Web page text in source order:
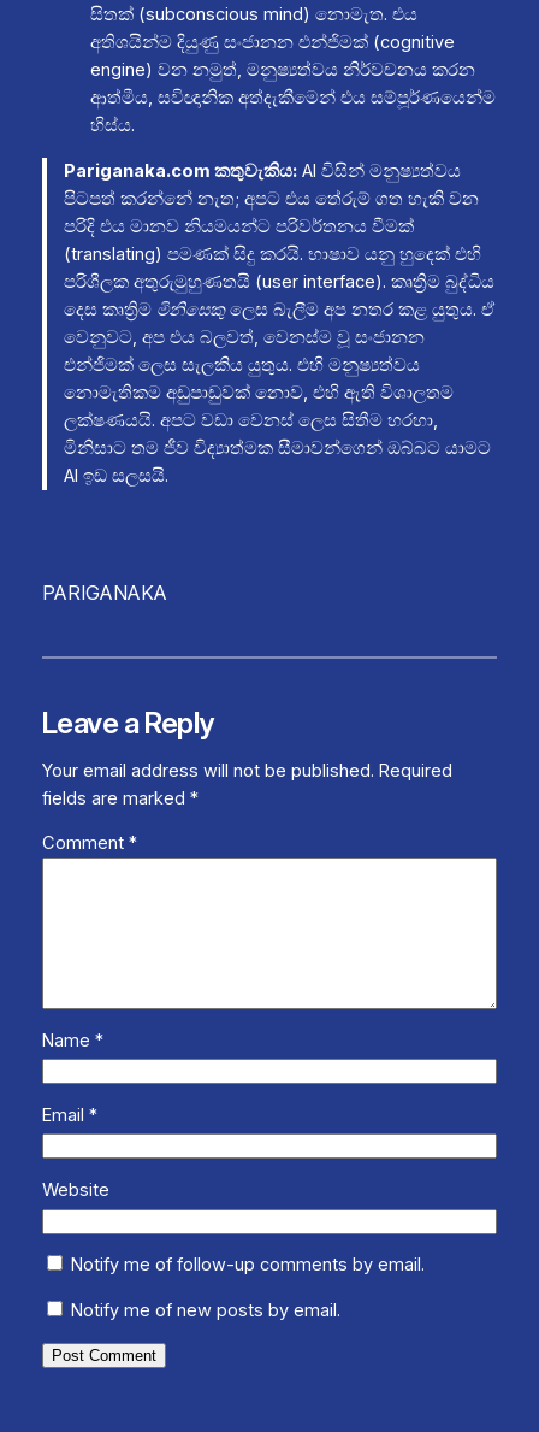
සිතක් (subconscious mind) නොමැත. එය
අතිශයින්ම දියුණු සංජානන එන්ජිමක් (cognitive
engine) වන නමුත්, මනුෂ්‍යත්වය නිර්වචනය කරන
ආත්මීය, සවිඥානික අත්දැකීමෙන් එය සම්පූර්ණයෙන්ම
හිස්ය.
Pariganaka.com කතුවැකිය: AI විසින් මනුෂ්‍යත්වය
පිටපත් කරන්නේ නැත; අපට එය තේරුම් ගත හැකි වන
පරිදි එය මානව නියමයන්ට පරිවර්තනය වීමක්
(translating) පමණක් සිදු කරයි. භාෂාව යනු හුදෙක් එහි
පරිශීලක අතුරුමුහුණතයි (user interface). කෘත්‍රිම බුද්ධිය
දෙස කෘත්‍රිම මිනිසෙකුලෙස බැලීම අප නතර කළ යුතුය. ඒ
වෙනුවට, අප එය බලවත්, වෙනස්ම වූ සංජානන
එන්ජිමක් ලෙස සැලකිය යුතුය. එහි මනුෂ්‍යත්වය
නොමැතිකම අඩුපාඩුවක් නොව, එහි ඇති විශාලතම
ලක්ෂණයයි. අපට වඩා වෙනස් ලෙස සිතීම හරහා,
මිනිසාට තම ජීව විද්‍යාත්මක සීමාවන්ගෙන් ඔබ්බට යාමට
AI ඉඩ සලසයි.
PARIGANAKA
Leave a Reply
Your email address will not be published. Required
fields are marked *
Comment *
Name *
Email *
Website
Notify me of follow-up comments by email.
Notify me of new posts by email.